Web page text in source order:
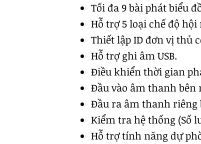
Tối đa 9 bài phát biểu
Hỗ trợ 5 loại chế độ hội
Thiết lập ID đơn vị thủ
Hỗ trợ ghi âm USB.
Điều khiển thời gian
Đầu vào âm thanh bên
Đầu ra âm thanh riêng
Kiểm tra hệ thống (Số
Hỗ trợ tính năng dự